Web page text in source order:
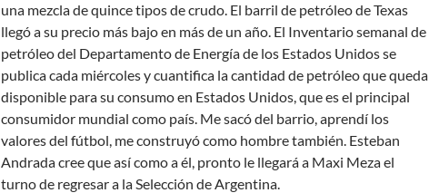
una mezcla de quince tipos de crudo. El barril de petróleo de Texas
llegó a su precio más bajo en más de un año. El Inventario semanal de
petróleo del Departamento de Energía de los Estados Unidos se
publica cada miércoles y cuantifica la cantidad de petróleo que queda
disponible para su consumo en Estados Unidos, que es el principal
consumidor mundial como país. Me sacó del barrio, aprendí los
valores del fútbol, me construyó como hombre también. Esteban
Andrada cree que así como a él, pronto le llegará a Maxi Meza el
turno de regresar a la Selección de Argentina.